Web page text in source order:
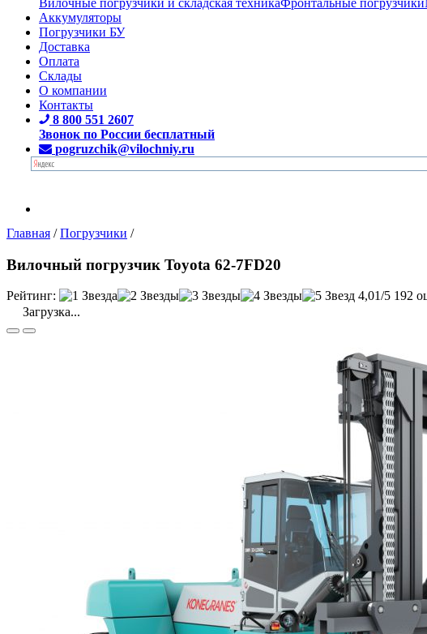
Аккумуляторы
Погрузчики БУ
Доставка
Оплата
Склады
О компании
Контакты
8 800 551 2607
Звонок по России бесплатный
pogruzchik@vilochniy.ru
Главная /Погрузчики /
Вилочный погрузчик Toyota 62-7FD20
Рейтинг: 4,01/5 192
Загрузка...